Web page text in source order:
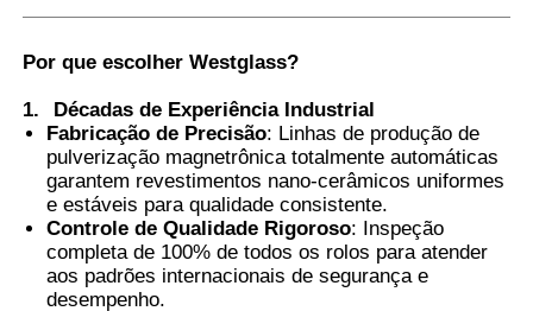
Todos os casos
Pedir um orçamento
Por que escolher Westglass?
1.
Décadas de Experiência Industrial
Fabricação de Precisão: Linhas de produção de
pulverização magnetrônica totalmente automáticas
garantem revestimentos nano-cerâmicos uniformes
e estáveis para qualidade consistente.
Controle de Qualidade Rigoroso: Inspeção
completa de 100% de todos os rolos para atender
aos padrões internacionais de segurança e
desempenho.